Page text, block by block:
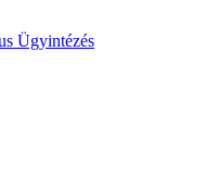
Ügyintézés